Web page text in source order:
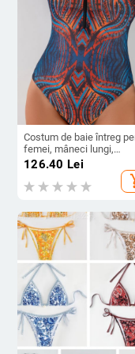
Costum de baie întreg
femei, mâneci lungi,
imprimeu floral, 95%
126.40 Lei